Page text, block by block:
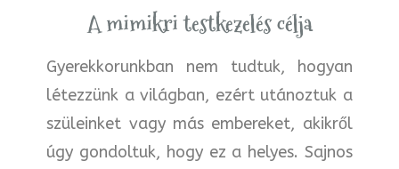
A mimikri testkezelés célja
Gyerekkorunkban nem tudtuk, hogyan
létezzünk a világban, ezért utánoztuk a
szüleinket vagy más embereket, akikről
úgy gondoltuk, hogy ez a helyes. Sajnos